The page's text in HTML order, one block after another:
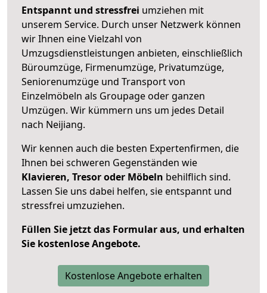
Entspannt und stressfrei umziehen mit
unserem Service. Durch unser Netzwerk können
wir Ihnen eine Vielzahl von
Umzugsdienstleistungen anbieten, einschließlich
Büroumzüge, Firmenumzüge, Privatumzüge,
Seniorenumzüge und Transport von
Einzelmöbeln als Groupage oder ganzen
Umzügen. Wir kümmern uns um jedes Detail
nach Neijiang.
Wir kennen auch die besten Expertenfirmen, die
Ihnen bei schweren Gegenständen wie
Klavieren, Tresor oder Möbeln behilflich sind.
Lassen Sie uns dabei helfen, sie entspannt und
stressfrei umzuziehen.
Füllen Sie jetzt das Formular aus, und erhalten
Sie kostenlose Angebote.
Kostenlose Angebote erhalten